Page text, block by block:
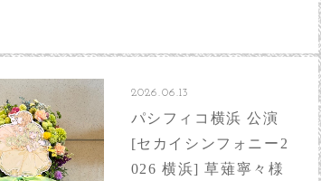
2026.06.13
パシフィコ横浜 公演
[セカイシンフォニー2
026 横浜] 草薙寧々様